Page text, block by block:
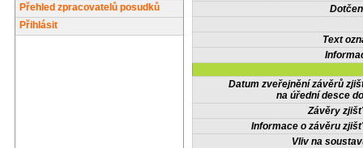
Přehled zpracovatelů posudků
Přihlásit
Text
Datum zveřejnění závěrů
na úřední desce
Závěry
Informace o závěru
Vliv na